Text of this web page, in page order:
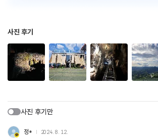
사진 후기
사진 후기만
정* 2024. 8. 12.